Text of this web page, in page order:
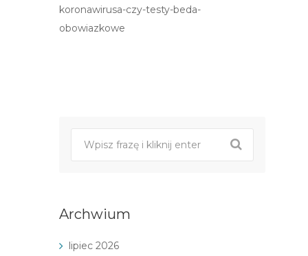
koronawirusa-czy-testy-beda-
obowiazkowe
Archwium
lipiec 2026